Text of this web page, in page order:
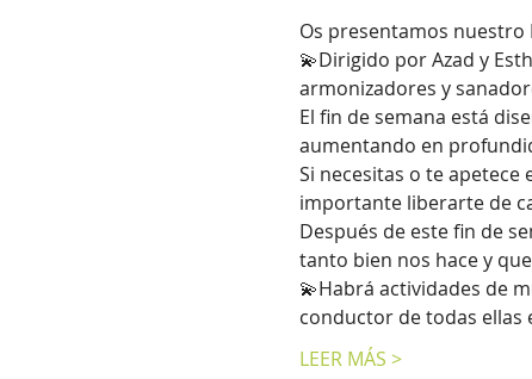
Os presentamos nuestro
💫Dirigido por Azad y
armonizadores y
El fin de semana está
aumentando en
Si necesitas o te
importante liberarte de
Después de este fin de
tanto bien nos hace y
💫Habrá actividades de
conductor de todas ellas
LEER MÁS >